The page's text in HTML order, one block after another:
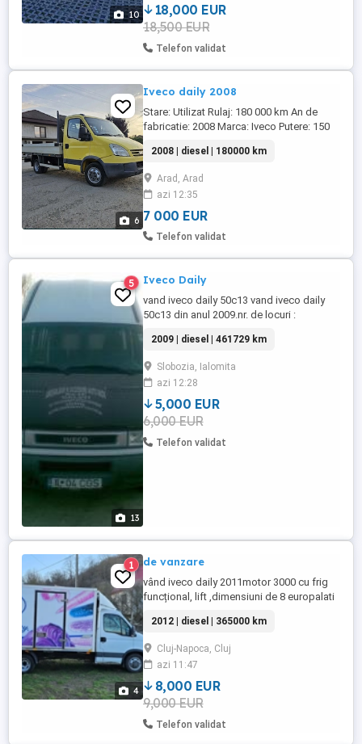
10
funcțional Geamuri electrice ...
18,000 EUR
18,500 EUR
Telefon validat
6
Iveco daily 2008
Stare: Utilizat Rulaj: 180 000 km An de
fabricatie: 2008 Marca: Iveco Putere: 150
viteze: Manuala Norma de poluare: Euro 4
Tip caroserie: Pick-up Sarcina utila: 2,801 -
3,5 t Tara de origine: Belgia Vând Iveco
Daily 3.0 Diesel, an fabricație 2008, recent
adus ...
2008 | diesel | 180000 km
Arad, Arad
azi 12:35
7 000 EUR
Telefon validat
13
5 Iveco Daily
vand iveco daily 50c13 vand iveco daily
50c13 din anul 2009.nr. de locuri :
curea distributie si ventilator
schimbateanvelope noi arata si
functioneaza foarte bine!, data fabricatiei:
2009, kilometraj: 461729, tip de
combustibil: Diesel, consum: 11.00, norma
...
2009 | diesel | 461729 km
Slobozia, Ialomita
azi 12:28
5,000 EUR
6,000 EUR
Telefon validat
4
1 de vanzare
vând iveco daily 2011motor 3000 cu frig
funcțional, lift ,dimensiuni de 8 europalati
2012 | diesel | 365000 km
Cluj-Napoca, Cluj
azi 11:47
8,000 EUR
9,000 EUR
Telefon validat